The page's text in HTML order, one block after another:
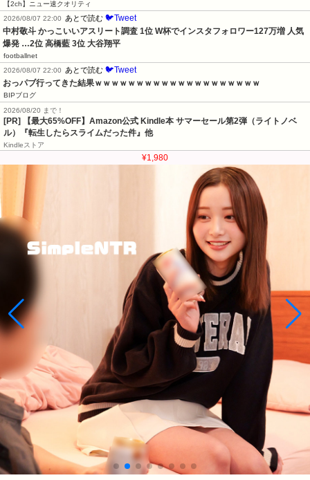
【2ch】ニュー速クオリティ
2026/08/07 22:00
あとで読む 🐦Tweet
中村敬斗 かっこいいアスリート調査 1位 W杯でインスタフォロワー127万増 人気
爆発 …2位 高橋藍 3位 大谷翔平
footballnet
2026/08/07 22:00
あとで読む 🐦Tweet
おっパブ行ってきた結果ｗｗｗｗｗｗｗｗｗｗｗｗｗｗｗｗｗｗｗｗ
BIPブログ
2026/08/20 まで！
[PR]
【最大65%OFF】Amazon公式 Kindle本 サマーセール第2弾（ライトノベ
ル）『転生したらスライムだった件』他
Kindleストア
¥1,980